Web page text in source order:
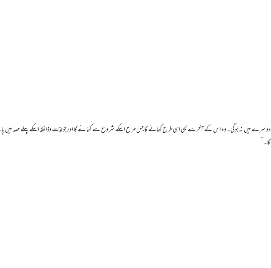
دوسرے میں نہ ہوگی۔ وہ اس کے آخر سے بھی اسی طر ح کھائے گا جس طر ح اسکے شروع سے کھائے گا اور جو لذت وذائقہ اسکے پہلے حصہ
گا۔”